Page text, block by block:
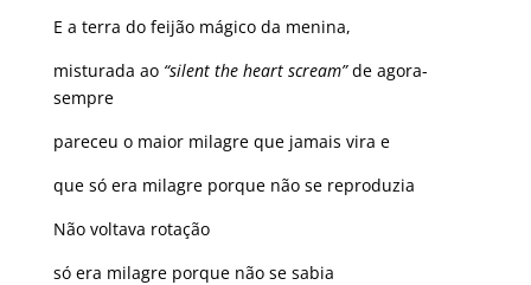
E a terra do feijão mágico da menina,
misturada ao “silent the heart scream”de agora-
sempre
pareceu o maior milagre que jamais vira e
que só era milagre porque não se reproduzia
Não voltava rotação
só era milagre porque não se sabia